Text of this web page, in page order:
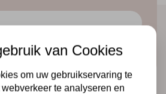
van Cookies
om uw gebruikservaring te
te analyseren en